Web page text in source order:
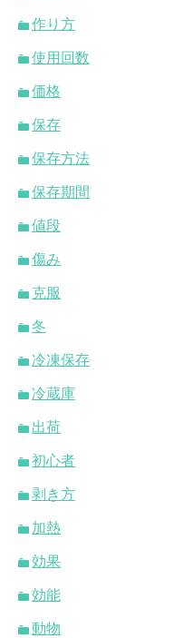
作り方
使用回数
価格
保存
保存方法
保存期間
値段
傷み
克服
冬
冷凍保存
冷蔵庫
出荷
初心者
剥き方
加熱
効果
効能
動物